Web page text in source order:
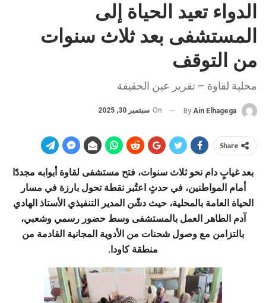
الدواء تعيد الحياة إلى
المستشفى بعد ثلاث سنوات
من التوقف
محلية لقاوة – تقرير عين الحقيقة
By Ain Elhagega
On سبتمبر 30, 2025
Share
بعد غيابٍ دام نحو ثلاث سنوات، فتح مستشفى لقاوة أبوابه مجددًا
أمام المواطنين، في حدثٍ اعتُبر نقطة تحول بارزة في مسار
الحياة العامة بالمحلية، حيث دشّن المدير التنفيذي الأستاذ الهادي
آدم الطاهر العمل بالمستشفى وسط حضور رسمي وشعبي،
بالتزامن مع وصول شحنات من الأدوية المجانية القادمة من
منطقة كاودا.